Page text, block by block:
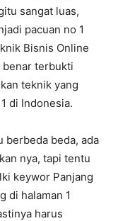
sangat luas,
pacuan no 1
Bisnis Online
benar terbukti
teknik yang
di Indonesia.
berbeda beda, ada
nya, tapi tentu
keywor Panjang
di halaman 1
harus